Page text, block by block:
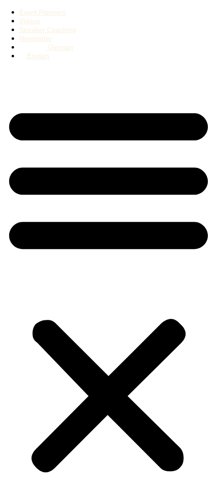
Event Planners
Videos
Speaker Coaching
Newsletter
German
English